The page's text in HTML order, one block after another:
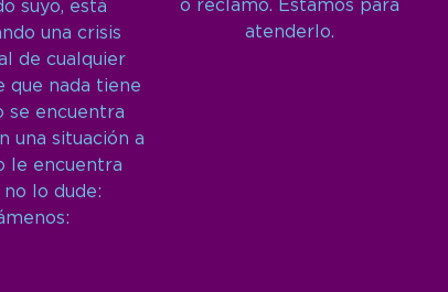
suyo, está
una crisis
de cualquier
que nada tiene
se encuentra
una situación a
le encuentra
no lo dude:
o reclamo. Estamos para
atenderlo.